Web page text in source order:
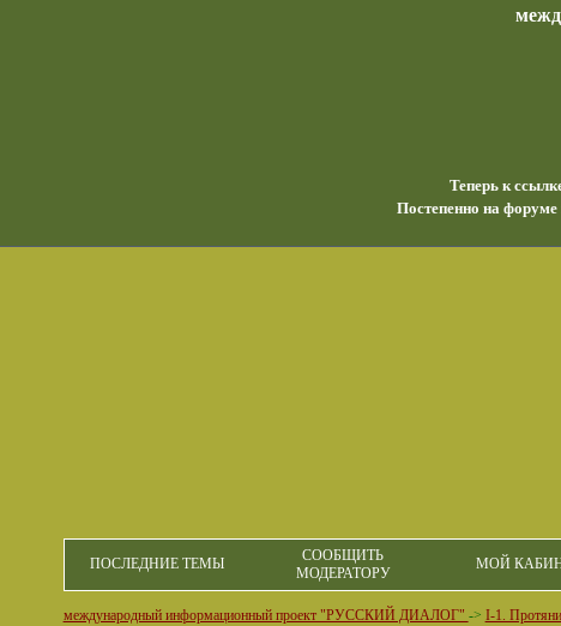
Теперь к
Постепенно на форуме
ПОСЛЕДНИЕ ТЕМЫ
СООБЩИТЬ
МОДЕРАТОРУ
МОЙ
международный информационный проект "РУССКИЙ ДИАЛОГ" -> I-1.